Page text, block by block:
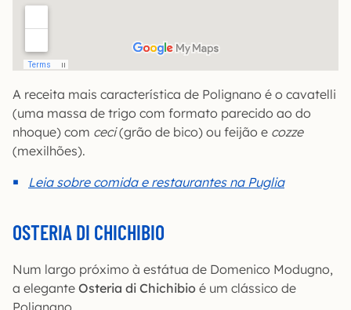
A receita mais característica de Polignano é o cavatelli
(uma massa de trigo com formato parecido ao do
nhoque) com ceci(grão de bico) ou feijão e cozze
(mexilhões).
Leia sobre comida e restaurantes na Puglia
OSTERIA DI CHICHIBIO
Num largo próximo à estátua de Domenico Modugno,
a elegante Osteria di Chichibio é um clássico de